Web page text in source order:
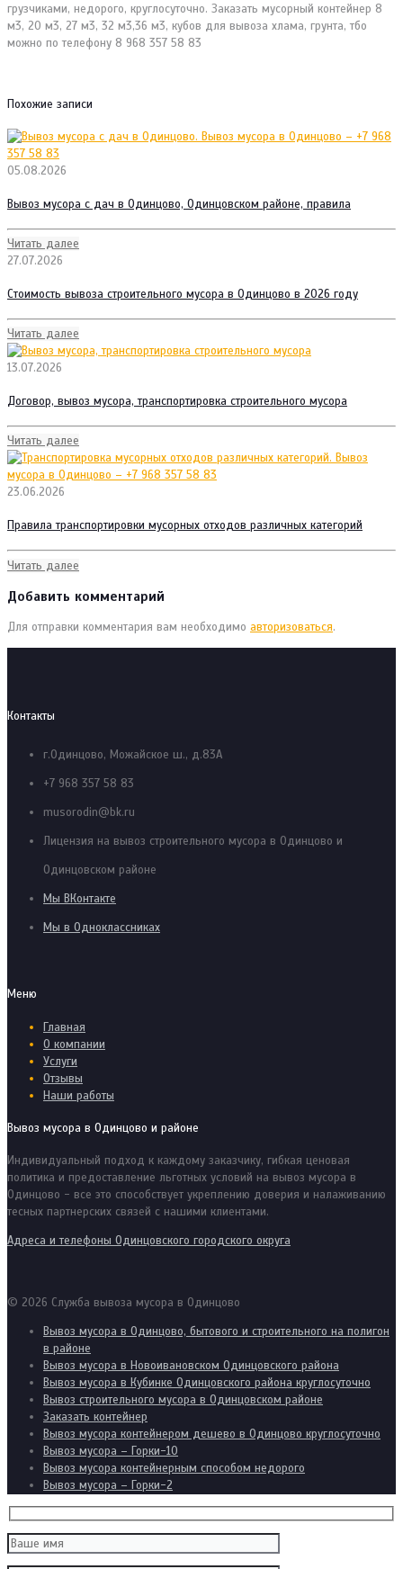
грузчиками, недорого, круглосуточно. Заказать мусорный контейнер 8
м3, 20 м3, 27 м3, 32 м3,36 м3, кубов для вывоза хлама, грунта, тбо
можно по телефону 8 968 357 58 83
Похожие записи
05.08.2026
Вывоз мусора с дач в Одинцово, Одинцовском районе, правила
Читать далее
27.07.2026
Стоимость вывоза строительного мусора в Одинцово в 2026 году
Читать далее
13.07.2026
Договор, вывоз мусора, транспортировка строительного мусора
Читать далее
23.06.2026
Правила транспортировки мусорных отходов различных категорий
Читать далее
Добавить комментарий
Для отправки комментария вам необходимо авторизоваться.
Контакты
г.Одинцово, Можайское ш., д.83А
+7 968 357 58 83
musorodin@bk.ru
Лицензия на вывоз строительного мусора в Одинцово и
Одинцовском районе
Мы ВКонтакте
Мы в Одноклассниках
Меню
Главная
О компании
Услуги
Отзывы
Наши работы
Вывоз мусора в Одинцово и районе
Индивидуальный подход к каждому заказчику, гибкая ценовая
политика и предоставление льготных условий на вывоз мусора в
Одинцово - все это способствует укреплению доверия и налаживанию
тесных партнерских связей с нашими клиентами.
Адреса и телефоны Одинцовского городского округа
© 2026 Служба вывоза мусора в Одинцово
Вывоз мусора в Одинцово, бытового и строительного на полигон
в районе
Вывоз мусора в Новоивановском Одинцовского района
Вывоз мусора в Кубинке Одинцовского района круглосуточно
Вывоз строительного мусора в Одинцовском районе
Заказать контейнер
Вывоз мусора контейнером дешево в Одинцово круглосуточно
Вывоз мусора – Горки-10
Вывоз мусора контейнерным способом недорого
Вывоз мусора – Горки-2